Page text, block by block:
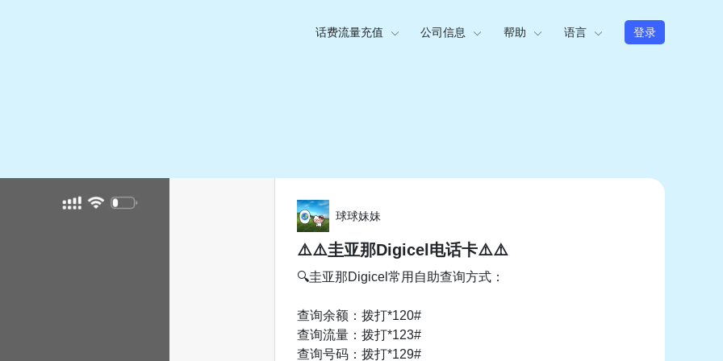
话费流量充值 公司信息 帮助 语言 登录
球球妹妹
⚠️⚠️圭亚那Digicel电话卡⚠️⚠️
🔍圭亚那Digicel常用自助查询方式：
查询余额：拨打*120#
查询流量：拨打*123#
查询号码：拨打*129#